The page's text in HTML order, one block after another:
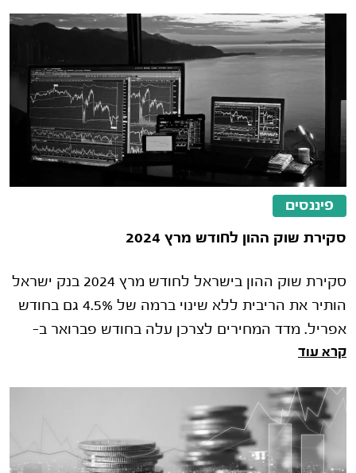
פיננסים
סקירת שוק ההון לחודש מרץ 2024
סקירת שוק ההון בישראל לחודש מרץ 2024 בנק ישראל
הותיר את הריבית ללא שינוי ברמה של 4.5% גם בחודש
אפריל. מדד המחירים לצרכן עלה בחודש פברואר ב-
0.4%, האינפלציה ב- 12 החודשים ה
קרא עוד